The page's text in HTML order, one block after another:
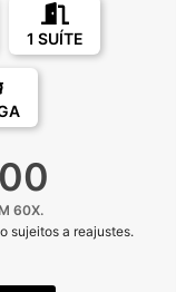
1 SUÍTE
60X.
sujeitos a reajustes.